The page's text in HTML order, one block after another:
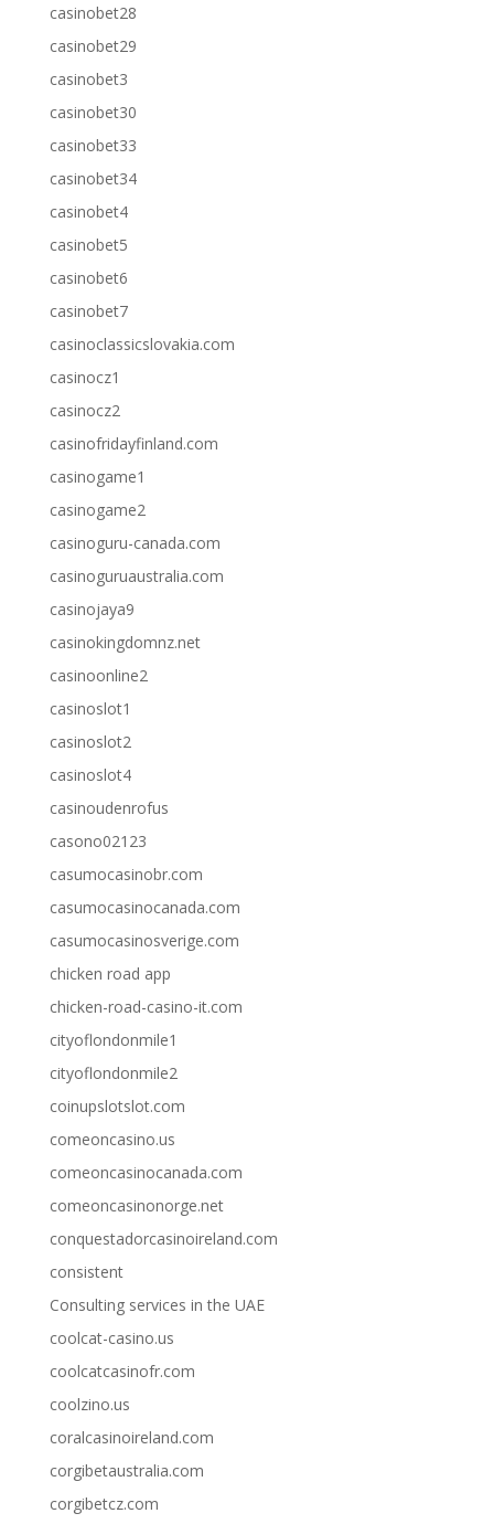
casinobet28
casinobet29
casinobet3
casinobet30
casinobet33
casinobet34
casinobet4
casinobet5
casinobet6
casinobet7
casinoclassicslovakia.com
casinocz1
casinocz2
casinofridayfinland.com
casinogame1
casinogame2
casinoguru-canada.com
casinoguruaustralia.com
casinojaya9
casinokingdomnz.net
casinoonline2
casinoslot1
casinoslot2
casinoslot4
casinoudenrofus
casono02123
casumocasinobr.com
casumocasinocanada.com
casumocasinosverige.com
chicken road app
chicken-road-casino-it.com
cityoflondonmile1
cityoflondonmile2
coinupslotslot.com
comeoncasino.us
comeoncasinocanada.com
comeoncasinonorge.net
conquestadorcasinoireland.com
consistent
Consulting services in the UAE
coolcat-casino.us
coolcatcasinofr.com
coolzino.us
coralcasinoireland.com
corgibetaustralia.com
corgibetcz.com